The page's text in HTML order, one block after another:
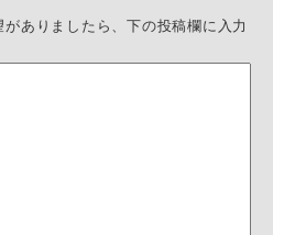
ありましたら、下の投稿欄に入力